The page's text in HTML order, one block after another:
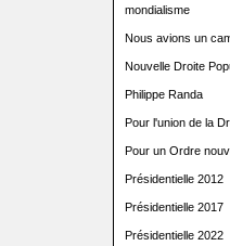
mondialisme
Nous avions un
Nouvelle Droite
Philippe Randa
Pour l'union de la
Pour un Ordre
Présidentielle 2012
Présidentielle 2017
Présidentielle 2022